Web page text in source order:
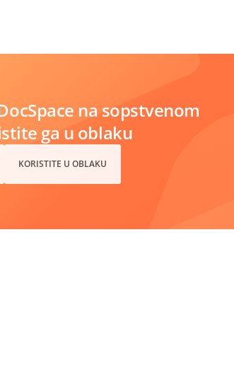
na sopstvenom
ga u oblaku
KORISTITE U OBLAKU